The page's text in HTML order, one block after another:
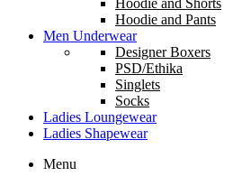
Hoodie and Shorts
Hoodie and Pants
Men Underwear
Designer Boxers
PSD/Ethika
Singlets
Socks
Ladies Loungewear
Ladies Shapewear
Menu